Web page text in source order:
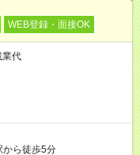
WEB登録・面接OK
代
から徒歩5分